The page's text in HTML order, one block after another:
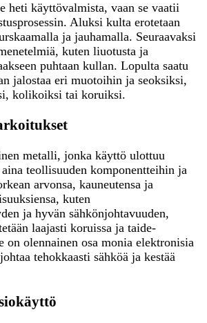
heti käyttövalmista, vaan se vaatii
Aluksi kulta erotetaan
ja jauhamalla. Seuraavaksi
kuten liuotusta ja
puhtaan kullan. Lopulta saatu
jalostaa eri muotoihin ja seoksiksi,
kolikoiksi tai koruiksi.
metalli, jonka käyttö ulottuu
teollisuuden komponentteihin ja
arvonsa, kauneutensa ja
kuten
ja hyvän sähkönjohtavuuden,
laajasti koruissa ja taide-
on olennainen osa monia elektronisia
tehokkaasti sähköä ja kestää